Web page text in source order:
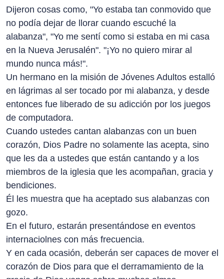
Dijeron cosas como, "Yo estaba tan conmovido que
no podía dejar de llorar cuando escuché la
alabanza", "Yo me sentí como si estaba en mi casa
en la Nueva Jerusalén". "¡Yo no quiero mirar al
mundo nunca más!".
Un hermano en la misión de Jóvenes Adultos estalló
en lágrimas al ser tocado por mi alabanza, y desde
entonces fue liberado de su adicción por los juegos
de computadora.
Cuando ustedes cantan alabanzas con un buen
corazón, Dios Padre no solamente las acepta, sino
que les da a ustedes que están cantando y a los
miembros de la iglesia que les acompañan, gracia y
bendiciones.
Él les muestra que ha aceptado sus alabanzas con
gozo.
En el futuro, estarán presentándose en eventos
internaciolnes con más frecuencia.
Y en cada ocasión, deberán ser capaces de mover el
corazón de Dios para que el derramamiento de la